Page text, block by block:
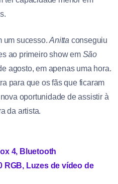
um sucesso.Anitta conseguiu
ao primeiro show em São
agosto, em apenas uma hora.
para que os fãs que ficaram
oportunidade de assistir à
da artista.
4, Bluetooth
RGB, Luzes de vídeo de